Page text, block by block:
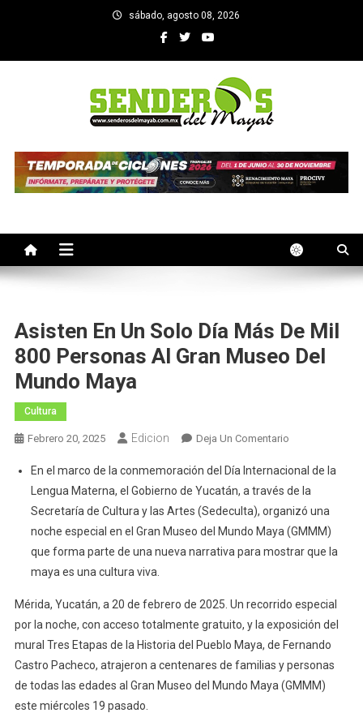
sábado, agosto 08, 2026
SENDEROS DEL MAYAB
Asisten En Un Solo Día Más De Mil
800 Personas Al Gran Museo Del
Mundo Maya
Cultura
Febrero 20, 2025 Edicion Deja Un ComentarioEn
En
Un
Solo
Día
Más
800
Personas
Al
Gran
Museo
En el marco de la conmemoración del Día Internacional de la
Lengua Materna, el Gobierno de Yucatán, a través de la
Secretaría de Cultura y las Artes (Sedeculta), organizó una
noche especial en el Gran Museo del Mundo Maya (GMMM)
que forma parte de una nueva narrativa para mostrar que la
maya es una cultura viva.
Mérida, Yucatán, a 20 de febrero de 2025. Un recorrido especial
por la noche, con acceso totalmente gratuito, y la exposición del
mural Tres Etapas de la Historia del Pueblo Maya, de Fernando
Castro Pacheco, atrajeron a centenares de familias y personas
de todas las edades al Gran Museo del Mundo Maya (GMMM)
este miércoles 19 pasado.